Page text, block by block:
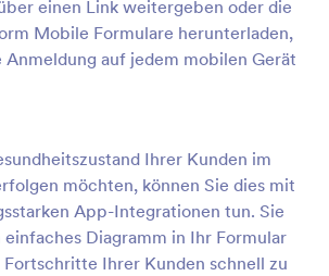
einen Link weitergeben oder die
Mobile Formulare herunterladen,
Anmeldung auf jedem mobilen Gerät
Ihrer Kunden im
möchten, können Sie dies mit
App-Integrationen tun. Sie
einfaches Diagramm in Ihr Formular
Ihrer Kunden schnell zu
Einverständniserklärung Zur Wimpernverlängerung